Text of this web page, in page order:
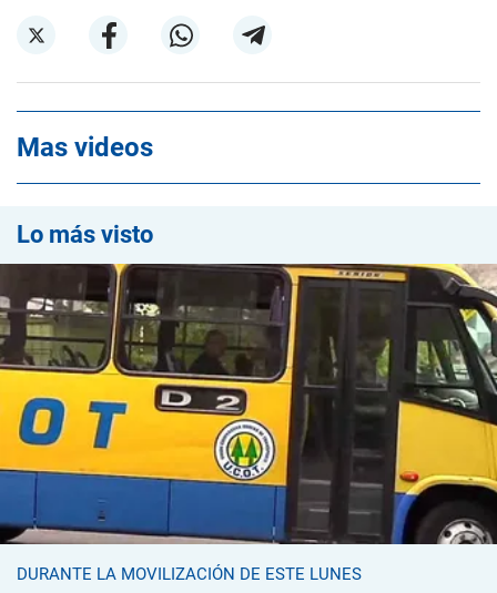
Mas videos
Lo más visto
DURANTE LA MOVILIZACIÓN DE ESTE LUNES